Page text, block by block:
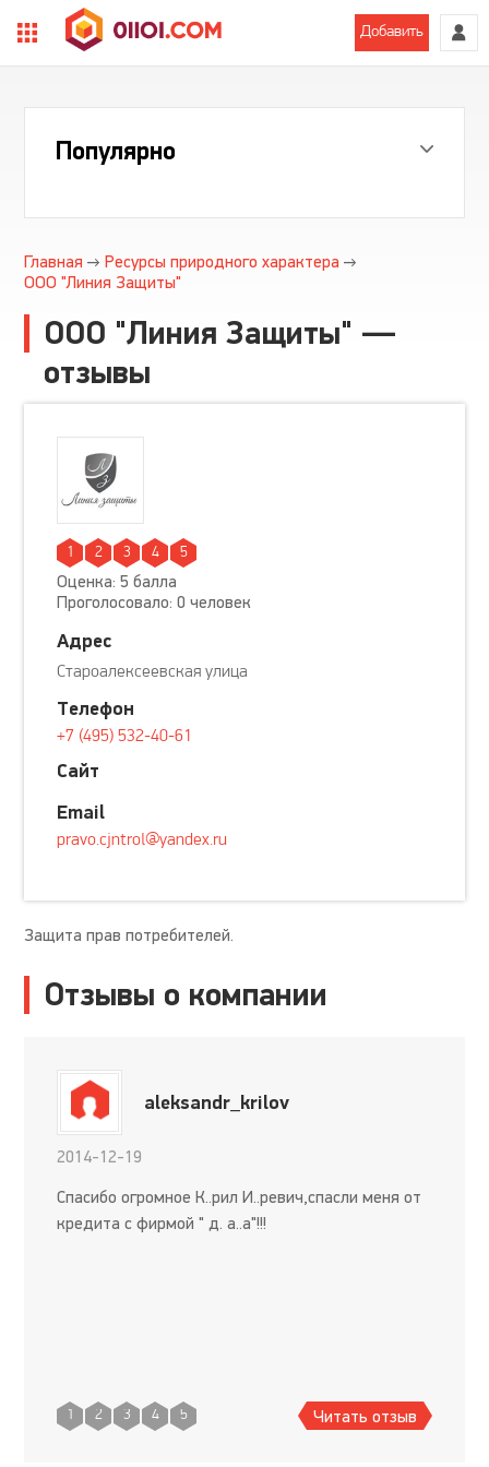
Добавить
Популярно
Главная
Ресурсы природного характера
ООО "Линия Защиты"
ООО "Линия Защиты" —
отзывы
1 2 3 4 5
Оценка: 5 балла
Проголосовало: 0 человек
Адрес
Староалексеевская улица
Телефон
+7 (495) 532-40-61
Сайт
Email
pravo.cjntrol@yandex.ru
Защита прав потребителей.
Отзывы о компании
aleksandr_krilov
2014-12-19
Спасибо огромное К..рил И..ревич,спасли меня от
кредита с фирмой " д. а..а"!!!
1 2 3 4 5 Читать отзыв